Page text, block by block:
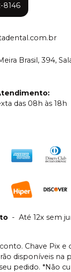
8146
Brasil, 394,
:
das 08h às 18h
- Até 12x sem
Chave Pix e
disponíveis na
pedido. *Não